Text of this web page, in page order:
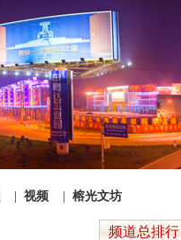
视频 榕光文坊
频道总排行